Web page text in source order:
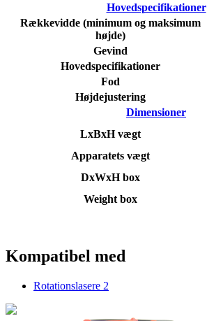
Hovedspecifikationer
Rækkevidde (minimum og maksimum
højde)
Gevind
Hovedspecifikationer
Fod
Højdejustering
Dimensioner
LxBxH vægt
Apparatets vægt
DxWxH box
Weight box
Kompatibel med
Rotationslasere 2